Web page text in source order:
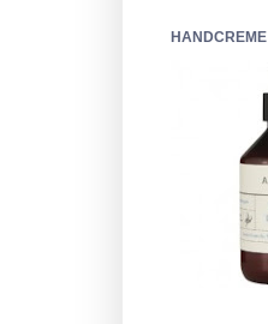
HANDCREME